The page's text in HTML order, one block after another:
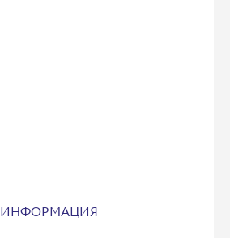
ИНФОРМАЦИЯ